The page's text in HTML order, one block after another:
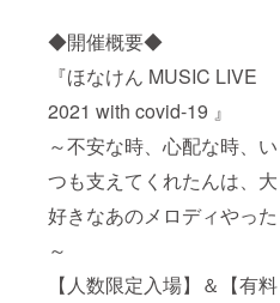
◆開催概要◆
『ほなけん MUSIC LIVE
2021 with covid-19 』
～不安な時、心配な時、い
つも支えてくれたんは、大
好きなあのメロディやった
～
【人数限定入場】＆【有料